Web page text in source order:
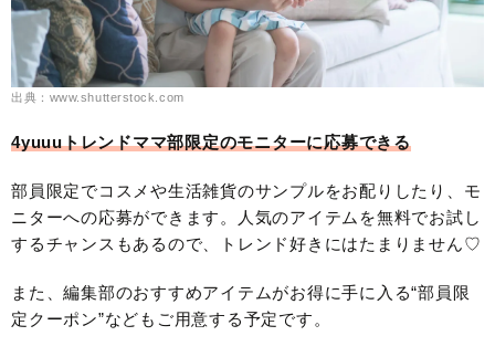
出典：www.shutterstock.com
4yuuuトレンドママ部限定のモニターに応募できる
部員限定でコスメや生活雑貨のサンプルをお配りしたり、モ
ニターへの応募ができます。人気のアイテムを無料でお試し
するチャンスもあるので、トレンド好きにはたまりません♡
また、編集部のおすすめアイテムがお得に手に入る“部員限
定クーポン”などもご用意する予定です。